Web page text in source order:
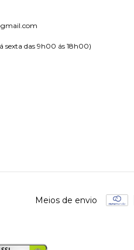
sexta das 9h00 ás 18h00)
Meios de envio